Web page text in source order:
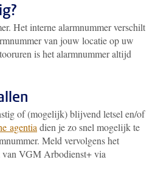
Het interne alarmnummer verschilt
van jouw locatie op uw
is het alarmnummer altijd
of (mogelijk) blijvend letsel en/of
agentia dien je zo snel mogelijk te
Meld vervolgens het
van VGM Arbodienst+ via